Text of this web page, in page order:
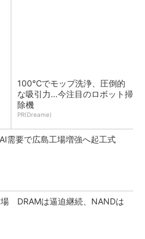
100℃でモップ洗浄、圧倒的
な吸引力…今注目のロボット掃
除機
PR(Dreame)
需要で広島工場増強へ起工式
DRAMは逼迫継続、NANDは